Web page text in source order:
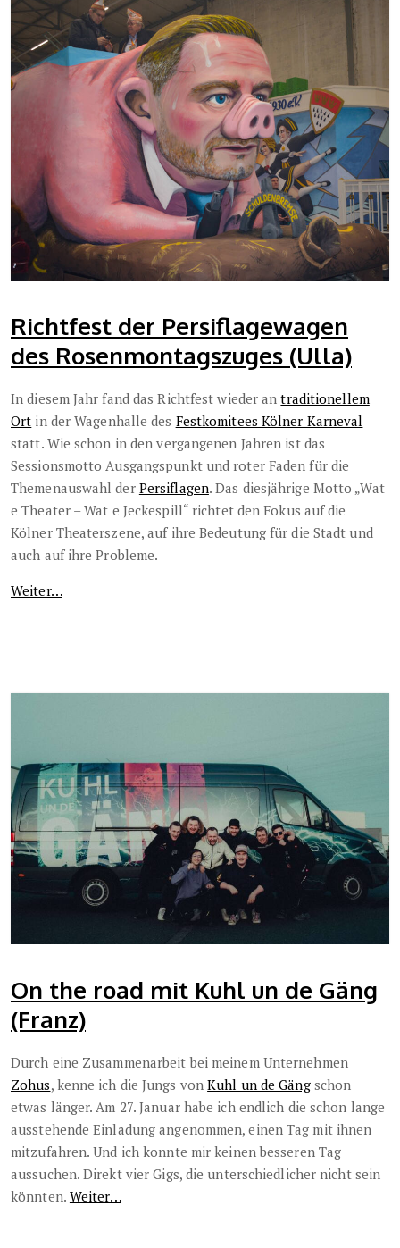
Richtfest der Persiflagewagen
des Rosenmontagszuges (Ulla)
In diesem Jahr fand das Richtfest wieder antraditionellem
Ort in der Wagenhalle des Festkomitees Kölner Karneval
statt. Wie schon in den vergangenen Jahren ist das
Sessionsmotto Ausgangspunkt und roter Faden für die
Themenauswahl der Persiflagen. Das diesjährige Motto „Wat
e Theater – Wat e Jeckespill“ richtet den Fokus auf die
Kölner Theaterszene, auf ihre Bedeutung für die Stadt und
auch auf ihre Probleme.
Weiter…
On the road mit Kuhl un de Gäng
(Franz)
Durch eine Zusammenarbeit bei meinem Unternehmen
Zohus, kenne ich die Jungs vonKuhl un de Gängschon
etwas länger. Am 27. Januar habe ich endlich die schon lange
ausstehende Einladung angenommen, einen Tag mit ihnen
mitzufahren. Und ich konnte mir keinen besseren Tag
aussuchen. Direkt vier Gigs, die unterschiedlicher nicht sein
könnten. Weiter…